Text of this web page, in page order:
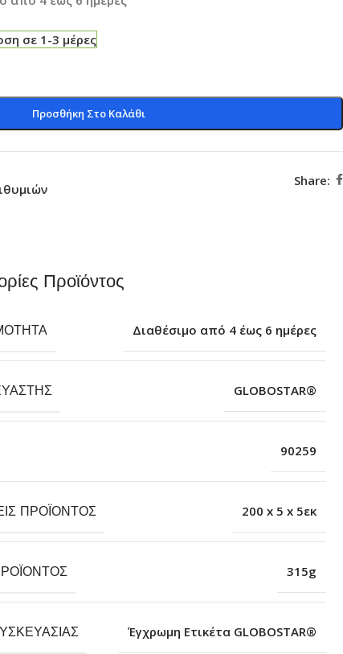
σε 1-3 μέρες
Προσθήκη Στο Καλάθι
Share:
Προϊόντος
Διαθέσιμο από 4 έως 6 ημέρες
GLOBOSTAR®
90259
ΠΡΟΪΌΝΤΟΣ 200 x 5 x 5εκ
315g
Έγχρωμη Ετικέτα GLOBOSTAR®